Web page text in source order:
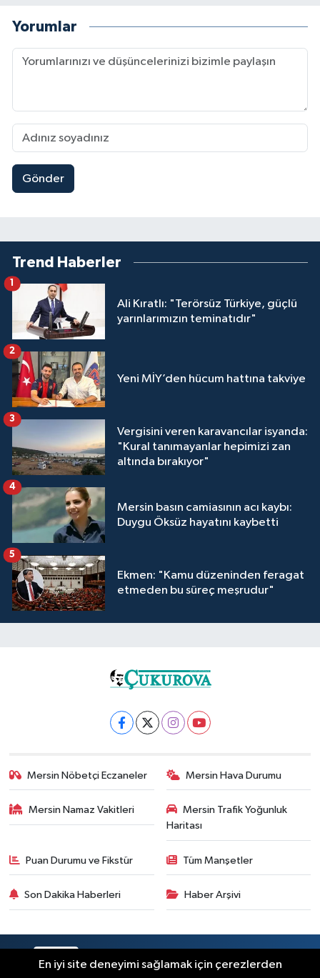
Yorumlar
Gönder
Trend Haberler
Ali Kıratlı: "Terörsüz Türkiye, güçlü
yarınlarımızın teminatıdır"
1
Yeni MİY’den hücum hattına takviye
2
Vergisini veren karavancılar isyanda:
"Kural tanımayanlar hepimizi zan
altında bırakıyor"
3
Mersin basın camiasının acı kaybı:
Duygu Öksüz hayatını kaybetti
4
Ekmen: "Kamu düzeninden feragat
etmeden bu süreç meşrudur"
5
Mersin Nöbetçi Eczaneler Mersin Hava Durumu
Mersin Namaz Vakitleri
Mersin Trafik Yoğunluk
Haritası
Puan Durumu ve Fikstür Tüm Manşetler
Son Dakika Haberleri Haber Arşivi
RSS Copyright © 2025. Her hakkı saklıdır.
En iyi site deneyimi sağlamak için çerezlerden